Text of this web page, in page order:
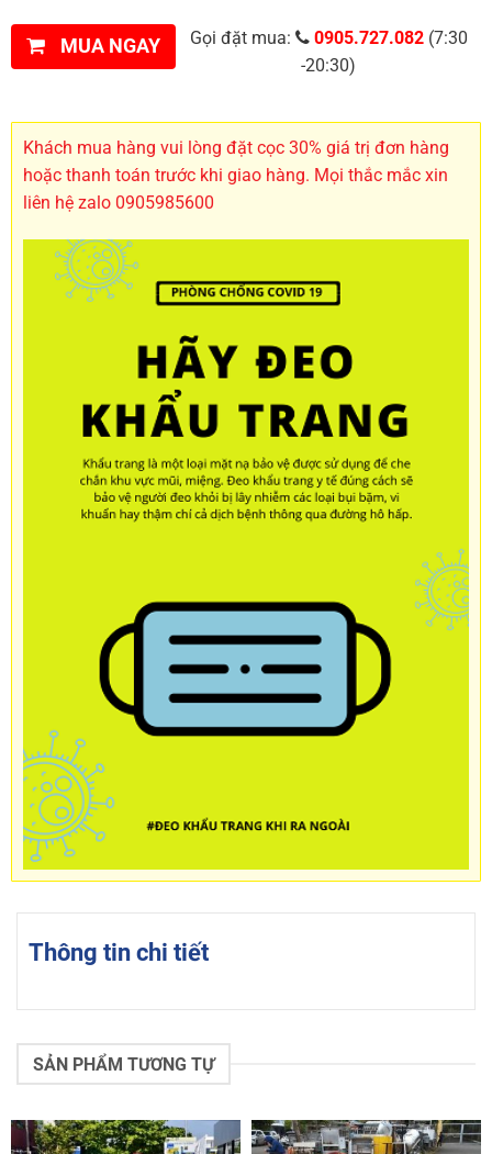
MUA NGAY Gọi đặt mua: 0905.727.082(7:30
-20:30)
Khách mua hàng vui lòng đặt cọc 30% giá trị đơn hàng
hoặc thanh toán trước khi giao hàng. Mọi thắc mắc xin
liên hệ zalo 0905985600
Thông tin chi tiết
SẢN PHẨM TƯƠNG TỰ